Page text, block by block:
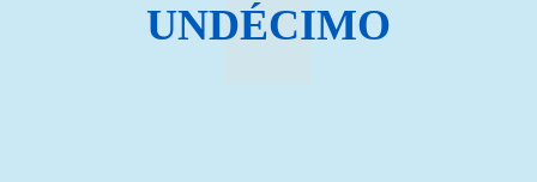
UNDÉCIMO